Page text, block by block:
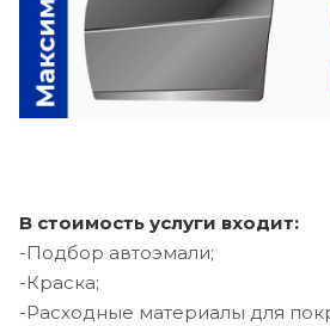
В стоимость услуги входит:
-Подбор автоэмали;
-Краска;
-Расходные материалы для